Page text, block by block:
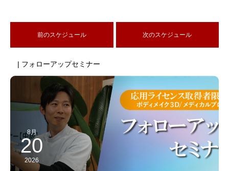
前のスケジュール 次のスケジュール
| フォローアップセミナー
8月
20
2026